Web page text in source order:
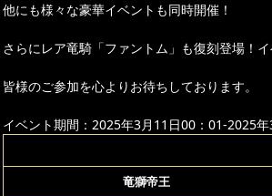
他にも様々な豪華イベントも同時開催！
さらにレア竜騎「ファントム」も復刻登場！
皆様のご参加を心よりお待ちしております。
イベント期間：2025年3月11日00：01-2025
竜獅帝王